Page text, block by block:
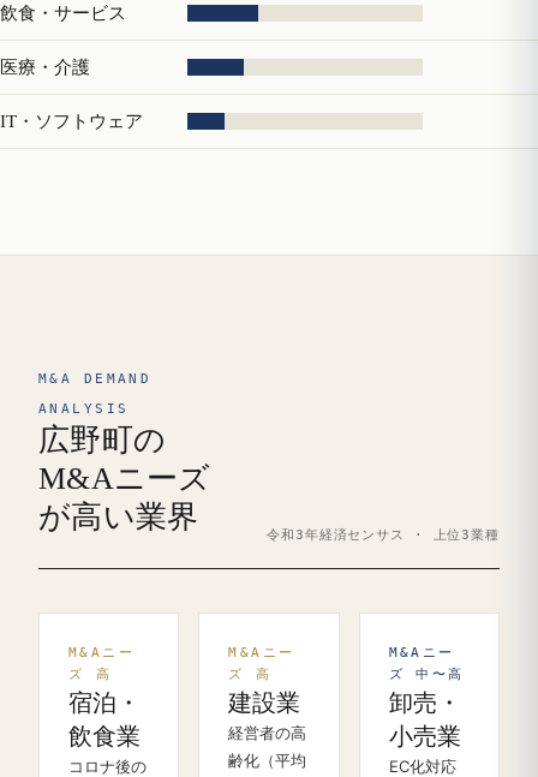
飲食・サービス
医療・介護
IT・ソフトウェア
M&A DEMAND
ANALYSIS
広野町の
M&Aニーズ
が高い業界
令和3年経済センサス · 上位3業種
M&Aニー
ズ 高
宿泊・
飲食業
コロナ後の
M&Aニー
ズ 高
建設業
経営者の高
齢化（平均
M&Aニー
ズ 中〜高
卸売・
小売業
EC化対応